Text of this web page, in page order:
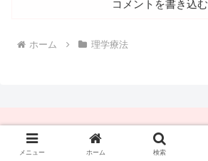
コメントを書き込む
ホーム 理学療法
プライバシーポリシー
メニュー ホーム 検索